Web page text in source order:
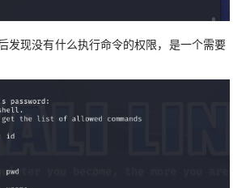
发现没有什么执行命令的权限，是一个需要